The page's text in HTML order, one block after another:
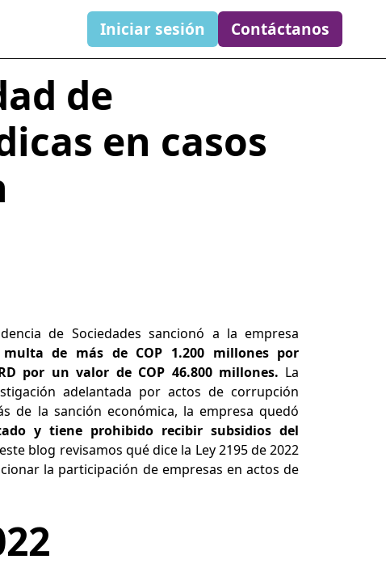
Iniciar sesión Contáctanos
de
en casos
de Sociedades sancionó a la empresa
de más de COP 1.200 millones por
por un valor de COP 46.800 millones. La
adelantada por actos de corrupción
de la sanción económica, la empresa quedó
y tiene prohibido recibir subsidios del
blog revisamos qué dice la Ley 2195 de 2022
la participación de empresas en actos de